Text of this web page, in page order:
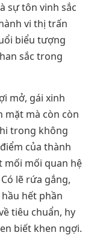
sự tôn vinh sắc
vi thị trấn
biểu tượng
sắc trong
mở, gái xinh
mặt mà còn còn
trong không
của thành
mối mối quan hệ
lẽ rứa gắng,
hết phần
tiêu chuẩn, hy
biết khen ngợi.